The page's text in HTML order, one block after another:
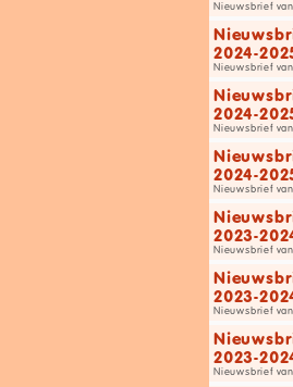
Nieuwsbrief
2024-
Nieuwsbrief
2024-
Nieuwsbrief
2024-
Nieuwsbrief
2023-
Nieuwsbrief
2023-
Nieuwsbrief
2023-
Nieuwsbrief